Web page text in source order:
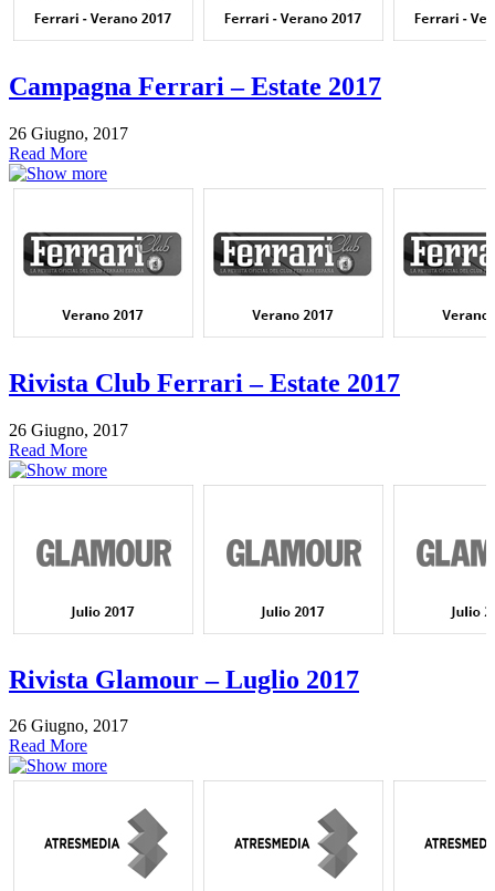
Campagna Ferrari – Estate 2017
26 Giugno, 2017
Read More
Rivista Club Ferrari – Estate 2017
26 Giugno, 2017
Read More
Rivista Glamour – Luglio 2017
26 Giugno, 2017
Read More